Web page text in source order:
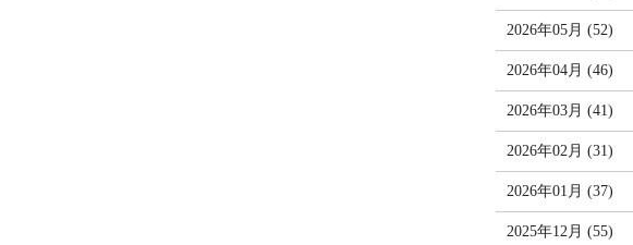
2026年05月 (52)
2026年04月 (46)
2026年03月 (41)
2026年02月 (31)
2026年01月 (37)
2025年12月 (55)